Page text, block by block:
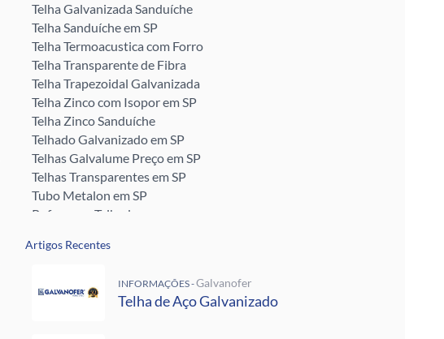
Telha Galvanizada Sanduíche
Telha Sanduíche em SP
Telha Termoacustica com Forro
Telha Transparente de Fibra
Telha Trapezoidal Galvanizada
Telha Zinco com Isopor em SP
Telha Zinco Sanduíche
Telhado Galvanizado em SP
Telhas Galvalume Preço em SP
Telhas Transparentes em SP
Tubo Metalon em SP
Rufos para Telhado
Valor da Telha de Zinco
Rufo para Muro
Telha Galvanizada Preço M2
Artigos Recentes
INFORMAÇÕES -Galvanofer
Telha de Aço Galvanizado